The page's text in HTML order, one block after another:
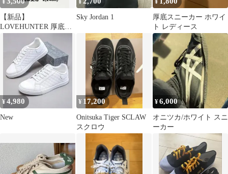
¥
【新品】
LOVEHUNTER 厚底デ
ザインソールスニーカ
ー +6cm ブラック
¥
Sky Jordan 1
¥
厚底スニーカー ホワイ
ト レディース
¥4,980
New
¥ 17,200
Onitsuka Tiger SCLAW
スクロウ
¥6,000
オニツカ/ホワイト スニ
ーカー